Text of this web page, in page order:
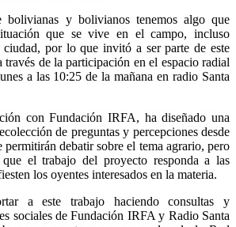
bolivianas y bolivianos tenemos algo que
que se vive en el campo, incluso
por lo que invitó a ser parte de este
través de la participación en el espacio radial
a las 10:25 de la mañana en radio Santa
con Fundación IRFA, ha diseñado una
de preguntas y percepciones desde
debatir sobre el tema agrario, pero
que el trabajo del proyecto responda a las
los oyentes interesados en la materia.
a este trabajo haciendo consultas y
sociales de Fundación IRFA y Radio Santa